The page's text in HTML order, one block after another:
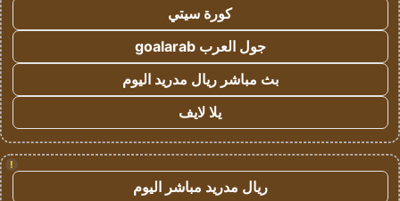
كورة سيتي
جول العرب goalarab
بث مباشر ريال مدريد اليوم
يلا لايف
!
ريال مدريد مباشر اليوم